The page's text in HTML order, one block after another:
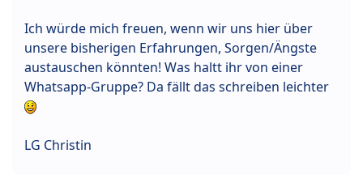
Ich würde mich freuen, wenn wir uns hier über
unsere bisherigen Erfahrungen, Sorgen/Ängste
austauschen könnten! Was haltt ihr von einer
Whatsapp-Gruppe? Da fällt das schreiben leichter
LG Christin